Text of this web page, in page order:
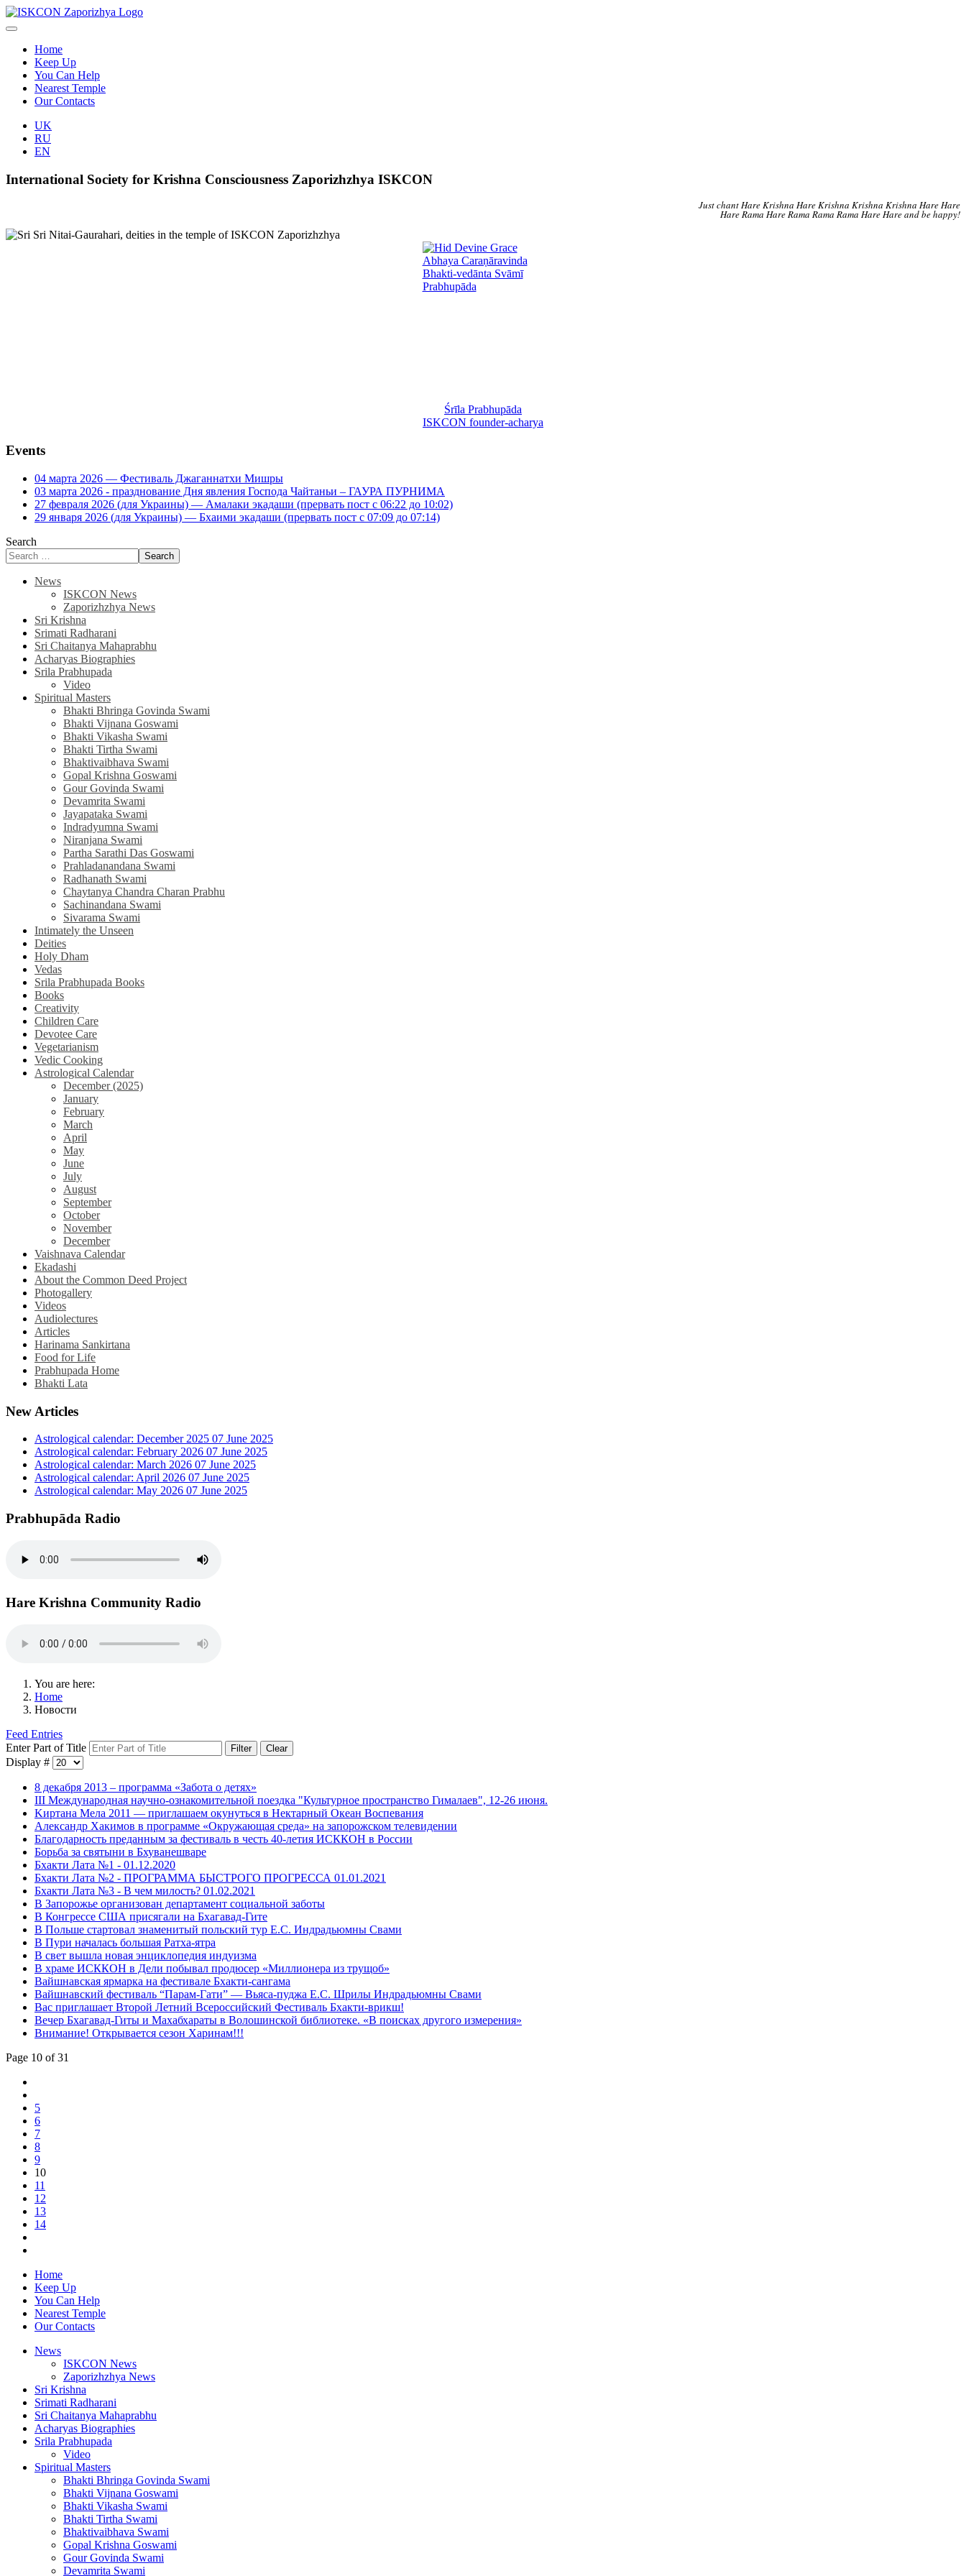
Home
Keep Up
You Can Help
Nearest Temple
Our Contacts
UK
RU
EN
International Society for Krishna Consciousness Zaporizhzhya ISKCON
Just chant Hare Krishna Hare Krishna Krishna Krishna Hare Hare
Hare Rama Hare Rama Rama Rama Hare Hare and be happy!
Śrīla Prabhupāda
ISKCON founder-acharya
Events
04 марта 2026 — Фестиваль Джаганнатхи Мишры
03 марта 2026 - празднование Дня явления Господа Чайтаньи – ГАУРА ПУРНИМА
27 февраля 2026 (для Украины) — Амалаки экадаши (прервать пост с 06:22 до 10:02)
29 января 2026 (для Украины) — Бхаими экадаши (прервать пост с 07:09 до 07:14)
Search
Search
News
ISKCON News
Zaporizhzhya News
Sri Krishna
Srimati Radharani
Sri Chaitanya Mahaprabhu
Acharyas Biographies
Srila Prabhupada
Video
Spiritual Masters
Bhakti Bhringa Govinda Swami
Bhakti Vijnana Goswami
Bhakti Vikasha Swami
Bhakti Tirtha Swami
Bhaktivaibhava Swami
Gopal Krishna Goswami
Gour Govinda Swami
Devamrita Swami
Jayapataka Swami
Indradyumna Swami
Niranjana Swami
Partha Sarathi Das Goswami
Prahladanandana Swami
Radhanath Swami
Chaytanya Chandra Charan Prabhu
Sachinandana Swami
Sivarama Swami
Intimately the Unseen
Deities
Holy Dham
Vedas
Srila Prabhupada Books
Books
Creativity
Children Care
Devotee Care
Vegetarianism
Vedic Cooking
Astrological Calendar
December (2025)
January
February
March
April
May
June
July
August
September
October
November
December
Vaishnava Calendar
Ekadashi
About the Common Deed Project
Photogallery
Videos
Audiolectures
Articles
Harinama Sankirtana
Food for Life
Prabhupada Home
Bhakti Lata
New Articles
Astrological calendar: December 2025 07 June 2025
Astrological calendar: February 2026 07 June 2025
Astrological calendar: March 2026 07 June 2025
Astrological calendar: April 2026 07 June 2025
Astrological calendar: May 2026 07 June 2025
Prabhupāda Radio
Hare Krishna Community Radio
You are here:
Home
Новости
Feed Entries
Enter Part of Title
Filter Clear
Display #
8 декабря 2013 – программа «Забота о детях»
III Международная научно-ознакомительной поездка "Культурное пространство Гималаев", 12-26 июня.
Kиртана Mела 2011 — приглашаем окунуться в Нектарный Океан Воспевания
Александр Хакимов в программе «Окружающая среда» на запорожском телевидении
Благодарность преданным за фестиваль в честь 40-летия ИСККОН в России
Борьба за святыни в Бхуванешваре
Бхакти Лата №1 - 01.12.2020
Бхакти Лата №2 - ПРОГРАММА БЫСТРОГО ПРОГРЕССА 01.01.2021
Бхакти Лата №3 - В чем милость? 01.02.2021
В Запорожье организован департамент социальной заботы
В Конгрессе США присягали на Бхагавад-Гите
В Польше стартовал знаменитый польский тур Е.С. Индрадьюмны Свами
В Пури началась большая Ратха-ятра
В свет вышла новая энциклопедия индуизма
В храме ИСККОН в Дели побывал продюсер «Миллионера из трущоб»
Вайшнавская ярмарка на фестивале Бхакти-сангама
Вайшнавский фестиваль “Парам-Гати” — Вьяса-пуджа Е.С. Шрилы Индрадьюмны Свами
Вас приглашает Второй Летний Всероссийский Фестиваль Бхакти-врикш!
Вечер Бхагавад-Гиты и Махабхараты в Волошинской библиотеке. «В поисках другого измерения»
Внимание! Открывается сезон Харинам!!!
Page 10 of 31
5
6
7
8
9
10
11
12
13
14
Home
Keep Up
You Can Help
Nearest Temple
Our Contacts
News
ISKCON News
Zaporizhzhya News
Sri Krishna
Srimati Radharani
Sri Chaitanya Mahaprabhu
Acharyas Biographies
Srila Prabhupada
Video
Spiritual Masters
Bhakti Bhringa Govinda Swami
Bhakti Vijnana Goswami
Bhakti Vikasha Swami
Bhakti Tirtha Swami
Bhaktivaibhava Swami
Gopal Krishna Goswami
Gour Govinda Swami
Devamrita Swami